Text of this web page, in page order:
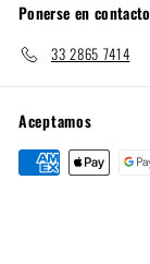
Ponerse en contacto
33 2865 7414
Aceptamos